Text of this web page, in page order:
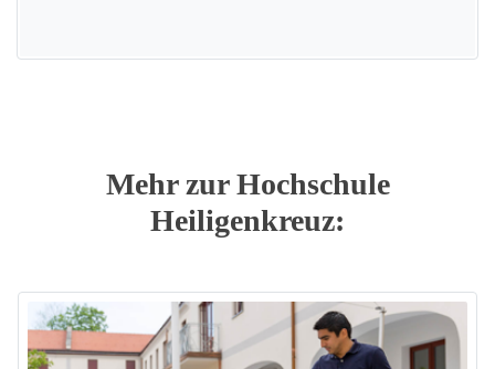
Mehr zur Hochschule
Heiligenkreuz: